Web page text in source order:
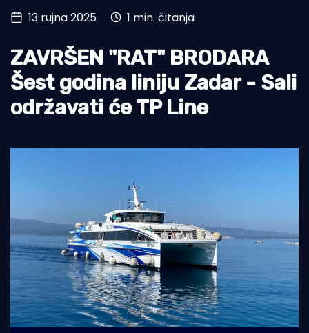
Pomorstvo
Ekologija
Tradicija i kultura
13 rujna 2025 1 min. čitanja
ZAVRŠEN "RAT" BRODARA
Šest godina liniju Zadar - Sali
održavati će TP Line